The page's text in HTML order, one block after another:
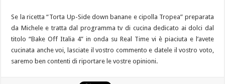
Se la ricetta “Torta Up-Side down banane e cipolla Tropea” preparata
da Michele e tratta dal programma tv di cucina dedicato ai dolci dal
titolo “Bake Off Italia 4” in onda su Real Time vi è piaciuta e l’avete
cucinata anche voi, lasciate il vostro commento e datele il vostro voto,
saremo ben contenti di riportare le vostre opinioni.